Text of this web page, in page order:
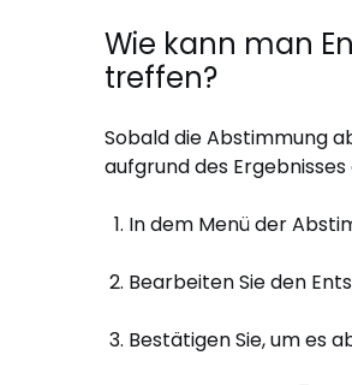
Wie kann man
treffen?
Sobald die Abstimmung
aufgrund des
In dem Menü der
Bearbeiten Sie den
Bestätigen Sie, um es